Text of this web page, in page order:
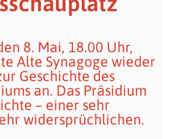
8. Mai, 18.00 Uhr,
Alte Synagoge wieder
Geschichte des
an. Das Präsidium
– einer sehr
widersprüchlichen.